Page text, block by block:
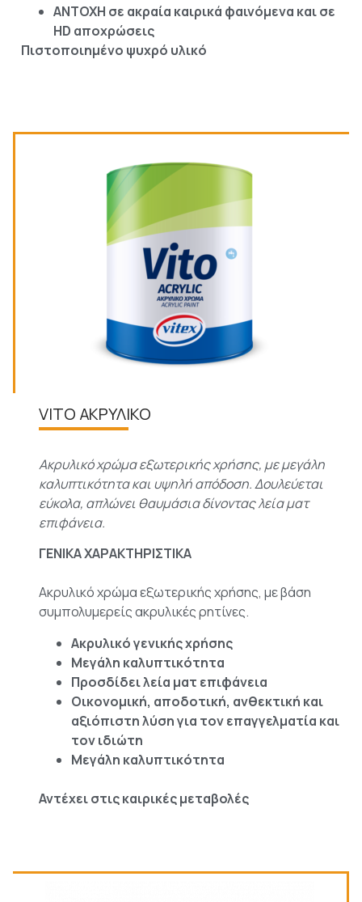
ΑΝΤΟΧΗ σε ακραία καιρικά φαινόμενα και σε
HD αποχρώσεις
Πιστοποιημένο ψυχρό υλικό
VITO ΑΚΡΥΛΙΚΟ
Ακρυλικό χρώμα εξωτερικής χρήσης, με μεγάλη
καλυπτικότητα και υψηλή απόδοση. Δουλεύεται
εύκολα, απλώνει θαυμάσια δίνοντας λεία ματ
επιφάνεια.
ΓΕΝΙΚΑ ΧΑΡΑΚΤΗΡΙΣΤΙΚΑ
Ακρυλικό χρώμα εξωτερικής χρήσης, με βάση
συμπολυμερείς ακρυλικές ρητίνες.
Ακρυλικό γενικής χρήσης
Μεγάλη καλυπτικότητα
Προσδίδει λεία ματ επιφάνεια
Οικονομική, αποδοτική, ανθεκτική και
αξιόπιστη λύση για τον επαγγελματία και
τον ιδιώτη
Μεγάλη καλυπτικότητα
Αντέχει στις καιρικές μεταβολές